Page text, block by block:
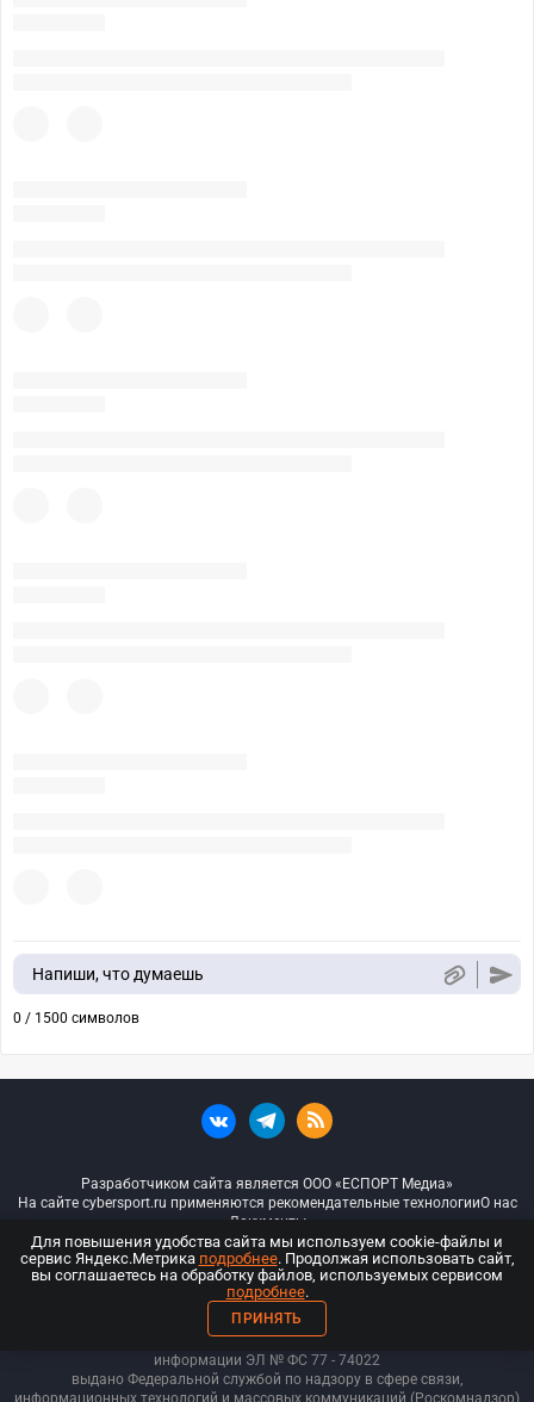
Напиши, что думаешь
0 / 1500 символов
Разработчиком сайта является ООО «ЕСПОРТ Медиа»
На сайте cybersport.ru применяются рекомендательные технологииО нас
Документы
© ООО «Киберспорт.ру» — Все права защищены
18+
ООО «Киберспорт.ру». Свидетельство о регистрации средств массовой
информации ЭЛ № ФС 77 - 74022
выдано Федеральной службой по надзору в сфере связи,
информационных технологий и массовых коммуникаций (Роскомнадзор)
Для повышения удобства сайта мы используем cookie-файлы и
сервис Яндекс.Метрика подробнее. Продолжая использовать сайт,
вы соглашаетесь на обработку файлов, используемых сервисом
подробнее.
ПРИНЯТЬ